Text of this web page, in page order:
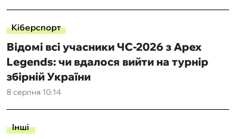
Кіберспорт
8 серпня 10:14
Відомі всі учасники ЧС-2026 з Apex
Legends: чи вдалося вийти на турнір
збірній України
Інші